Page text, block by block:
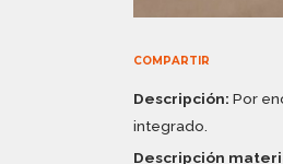
COMPARTIR
Descripción: Por
integrado.
Descripción